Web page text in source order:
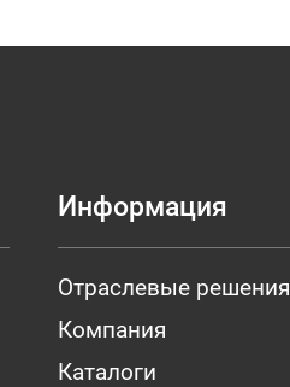
Информация
Отраслевые решения
Компания
Каталоги